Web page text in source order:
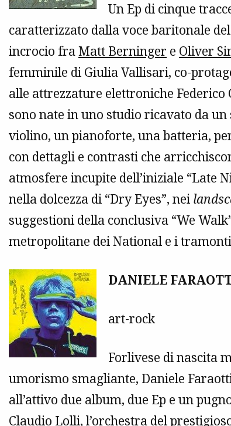
Un Ep di cinque
caratterizzato dalla voce baritonale
incrocio fraMatt Berninger e Oliver
femminile di Giulia Vallisari, co-
alle attrezzature elettroniche
sono nate in uno studio ricavato da
violino, un pianoforte, una batteria,
con dettagli e contrasti che
atmosfere incupite dell’iniziale “Late
nella dolcezza di “Dry Eyes”, nei
suggestioni della conclusiva “We
metropolitane dei National e i
DANIELE
art-rock
Forlivese di nascita
umorismo smagliante, Daniele
all’attivo due album, due Ep e un
Claudio Lolli, l’orchestra del